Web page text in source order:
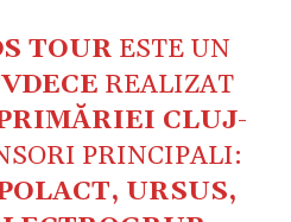
TOUR ESTE UN
REALIZAT
CLUJ-
PRINCIPALI:
, URSUS,